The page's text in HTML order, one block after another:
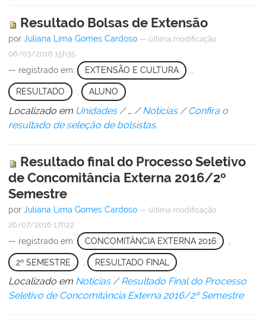
Resultado Bolsas de Extensão
por Juliana Lima Gomes Cardoso — última modificação
06/03/2016 15h35
— registrado em: EXTENSÃO E CULTURA ,
RESULTADO ALUNO
Localizado em Unidades /… /Notícias / Confira o
resultado de seleção de bolsistas.
Resultado final do Processo Seletivo
de Concomitância Externa 2016/2º
Semestre
por Juliana Lima Gomes Cardoso — última modificação
26/07/2016 17h22
— registrado em: CONCOMITÂNCIA EXTERNA 2016
2º SEMESTRE RESULTADO FINAL
Localizado em Notícias /Resultado Final do Processo
Seletivo de Concomitância Externa 2016/2º Semestre